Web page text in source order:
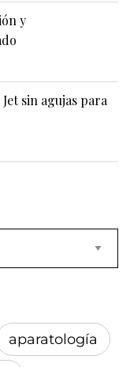
y
sin agujas para
aparatología